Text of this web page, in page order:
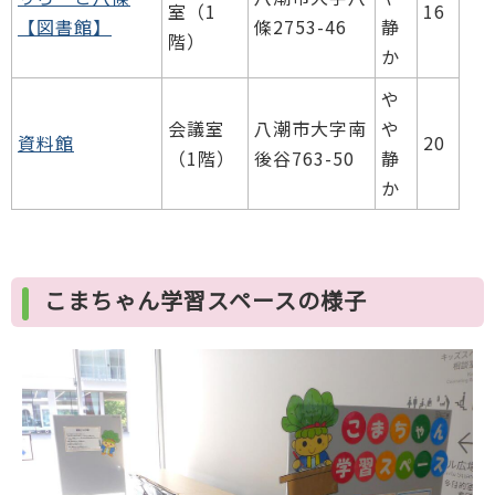
【図書館】
室（1
階）
條2753-46
静
か
16
資料館
会議室
（1階）
八潮市大字南
後谷763-50
や
や
静
か
20
こまちゃん学習スペースの様子